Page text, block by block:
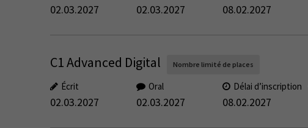
02.03.2027 02.03.2027 08.02.2027
C1 Advanced Digital Nombre limité de places
Écrit
02.03.2027
Oral
02.03.2027
Délai d’inscription
08.02.2027